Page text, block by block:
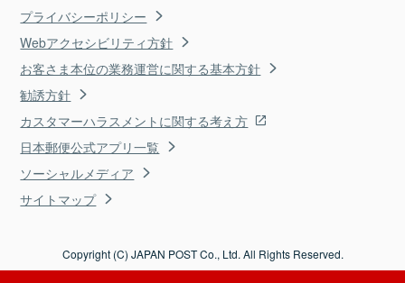
プライバシーポリシー
Webアクセシビリティ方針
お客さま本位の業務運営に関する基本方針
勧誘方針
カスタマーハラスメントに関する考え方
日本郵便公式アプリ一覧
ソーシャルメディア
サイトマップ
Copyright (C) JAPAN POST Co., Ltd. All Rights Reserved.